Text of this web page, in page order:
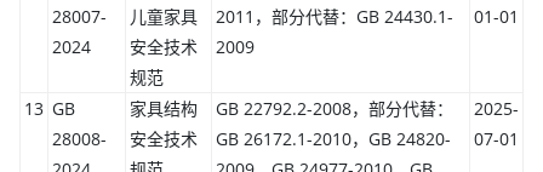
28007-
2024
儿童家具
安全技术
规范
2011，部分代替：GB 24430.1-
2009
01-01
13 GB
28008-
家具结构
安全技术
GB 22792.2-2008，部分代替：
GB 26172.1-2010，GB 24820-
2025-
07-01